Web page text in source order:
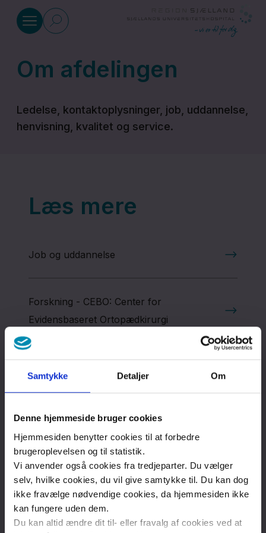
Samtykke Detaljer Om
Denne hjemmeside bruger cookies
Hjemmesiden benytter cookies til at forbedre
brugeroplevelsen og til statistik.
Vi anvender også cookies fra tredjeparter. Du vælger
selv, hvilke cookies, du vil give samtykke til. Du kan dog
ikke fravælge nødvendige cookies, da hjemmesiden ikke
kan fungere uden dem.
Du kan altid ændre dit til- eller fravalg af cookies ved at
Ortopædkirurgisk Afdeling
Sengeafsnit
og
Undersøgelse
og
Kontakt
Region
Sjælland
Nyheder
Fagfolk
Om
os
Kontakt
Om afdelingen
Ledelse, kontaktoplysninger, job, uddannelse,
henvisning, kvalitet og service.
Læs mere
Job og uddannelse
Forskning - CEBO: Center for
Evidensbaseret Ortopædkirurgi
Overlæger i afdelingen
Kvalitet og service
Strategi for sygepleje i Ortopædkirurgisk
afdeling, SUH Køge 2024 – 2027